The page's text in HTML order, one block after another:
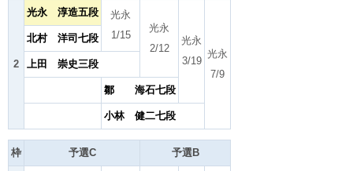
2
光永 淳造五段
光永
1/15
光永
2/12
光永
3/19
光永
7/9
北村 洋司七段
上田 崇史三段
鄒 海石七段
小林 健二七段
枠 予選C 予選B